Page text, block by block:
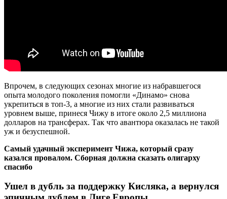
Впрочем, в следующих сезонах многие из набравшегося
опыта молодого поколения помогли «Динамо» снова
укрепиться в топ-3, а многие из них стали развиваться
уровнем выше, принеся Чижу в итоге около 2,5 миллиона
долларов на трансферах. Так что авантюра оказалась не такой
уж и безуспешной.
Самый удачный эксперимент Чижа, который сразу
казался провалом. Сборная должна сказать олигарху
спасибо
Ушел в дубль за поддержку Кисляка, а вернулся